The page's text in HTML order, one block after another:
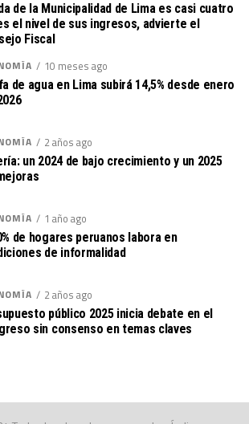
de la Municipalidad de Lima es casi cuatro
el nivel de sus ingresos, advierte el
Fiscal
10 meses ago
de agua en Lima subirá 14,5% desde enero
2 años ago
un 2024 de bajo crecimiento y un 2025
1 año ago
de hogares peruanos labora en
de informalidad
2 años ago
público 2025 inicia debate en el
sin consenso en temas claves